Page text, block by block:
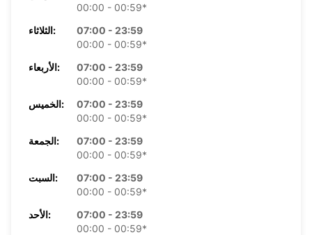
00:00 - 00:59*
الثلاثاء:
07:00 - 23:59
00:00 - 00:59*
الأربعاء:
07:00 - 23:59
00:00 - 00:59*
الخميس:
07:00 - 23:59
00:00 - 00:59*
الجمعة:
07:00 - 23:59
00:00 - 00:59*
السبت:
07:00 - 23:59
00:00 - 00:59*
الأحد:
07:00 - 23:59
00:00 - 00:59*